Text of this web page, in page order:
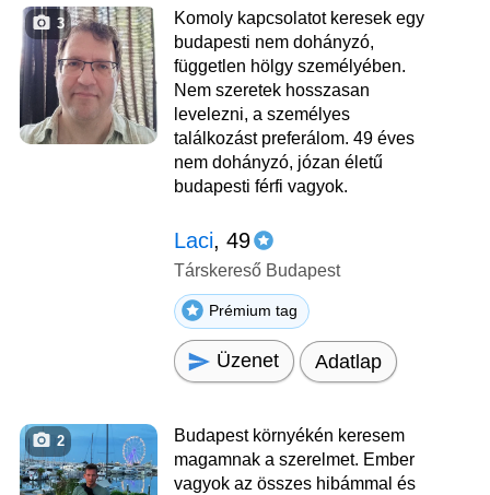
3
Komoly kapcsolatot keresek egy
budapesti nem dohányzó,
független hölgy személyében.
Nem szeretek hosszasan
levelezni, a személyes
találkozást preferálom. 49 éves
nem dohányzó, józan életű
budapesti férfi vagyok.
Laci, 49
Társkereső Budapest
Prémium tag
Üzenet Adatlap
2
Budapest környékén keresem
magamnak a szerelmet. Ember
vagyok az összes hibámmal és